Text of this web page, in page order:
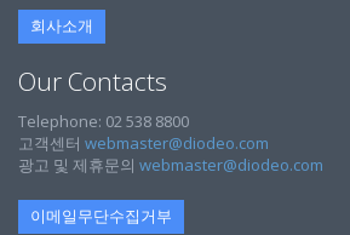
회사소개
Our Contacts
Telephone: 02 538 8800
고객센터 webmaster@diodeo.com
광고 및 제휴문의 webmaster@diodeo.com
이메일무단수집거부